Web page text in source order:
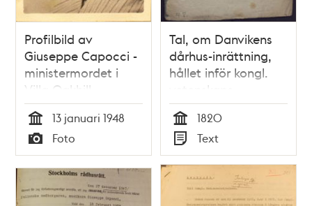
Profilbild av
Giuseppe Capocci -
ministermordet i
Villa Oakhill
Tid
13 januari 1948
Typ
Foto
Tal, om Danvikens
dårhus-inrättning,
hållet inför kongl.
vetenskaps-
academien, vid
praesidii
nedläggande, d. 21
juni 1820 / af Christ.
E. von Weigel
Tid
1820
Typ
Text